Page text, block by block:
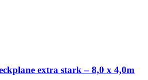
extra stark – 8,0 x 4,0m